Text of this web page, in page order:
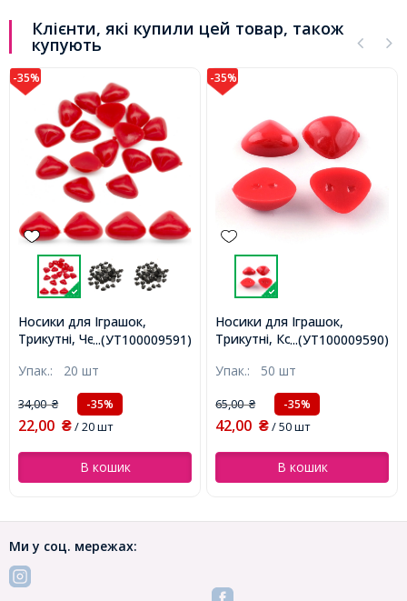
Клієнти, які купили цей товар, також
купують
-35%
...(УТ100009591)
Носики для Іграшок,
Трикутні, Червоний,
(УТ100009591)
Упак.: 20 шт
34,00₴ -35%
22,00 ₴/ 20 шт
В кошик
-35%
...(УТ100009590)
Носики для Іграшок,
Трикутні, Колір: Червоний,
Ширина 10мм, Товщина
3.5мм, (УТ100009590)
Упак.: 50 шт
65,00₴ -35%
42,00 ₴/ 50 шт
В кошик
Ми у соц. мережах: